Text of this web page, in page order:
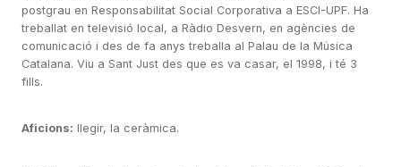
postgrau en Responsabilitat Social Corporativa a ESCI-UPF. Ha
treballat en televisió local, a Ràdio Desvern, en agències de
comunicació i des de fa anys treballa al Palau de la Música
Catalana. Viu a Sant Just des que es va casar, el 1998, i té 3
fills.
Aficions: llegir, la ceràmica.